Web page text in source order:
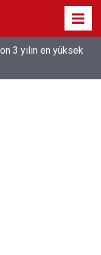
savcılığa suç